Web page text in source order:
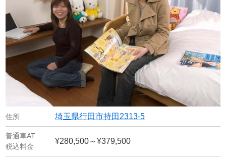
埼玉県行田市持田2313-5
¥280,500～¥379,500